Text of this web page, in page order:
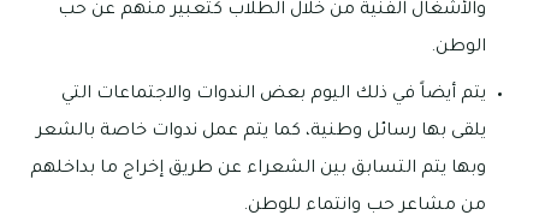
والأشغال الفنية من خلال الطلاب كتعبير منهم عن حب
الوطن.
يتم أيضاً في ذلك اليوم بعض الندوات والاجتماعات التي
يلقى بها رسائل وطنية، كما يتم عمل ندوات خاصة بالشعر
وبها يتم التسابق بين الشعراء عن طريق إخراج ما بداخلهم
من مشاعر حب وانتماء للوطن.